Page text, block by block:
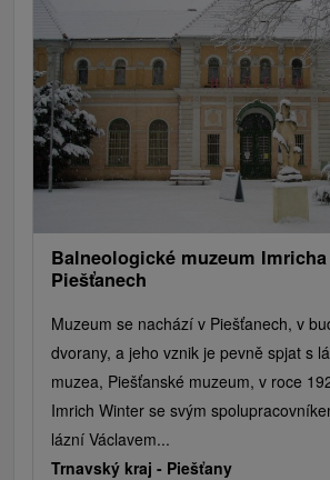
Jazerá, plesá, vodné nádrže
Technické pamiatky
Vodopády
Drevené kostolíky Hrady, zámky,
Aquaparky, kúpaliská
Pramene Divadlá
Túry a turistické chodníky
Kaštiele Horské
Plte, rafting, splavy
Architektonické stavby
Golfové ihriská
Motokárové dráhy
Amfiteátre
Vínne cesty
Cyklotrasy
Balneologické muzeum
Piešťanech
Muzeum se nachází v Piešťanech, v
dvorany, a jeho vznik je pevně spjat s
muzea, Piešťanské muzeum, v roce
Imrich Winter se svým
lázní Václavem...
Trnavský kraj - Piešťany